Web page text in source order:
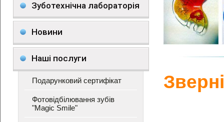
Зуботехнічна лабораторія
Новини
Наші послуги
Подарунковий сертифікат
Фотовідбілювання зубів
"Magic Smile"